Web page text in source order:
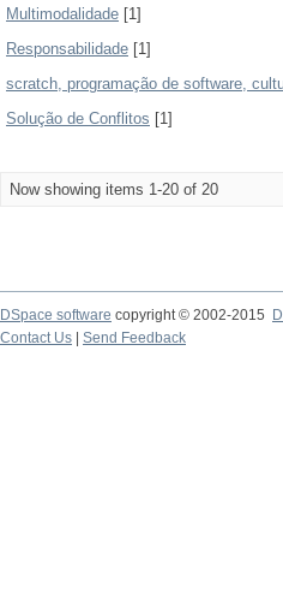
Multimodalidade [1]
Responsabilidade [1]
scratch, programação de software,
Solução de Conflitos [1]
Now showing items 1-20 of 20
DSpace software copyright © 2002-2015
Contact Us
Send Feedback